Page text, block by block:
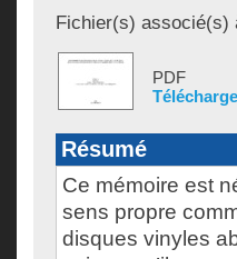
Fichier(s) associé(s)
PDF
Résumé
Ce mémoire est
sens propre
disques vinyles